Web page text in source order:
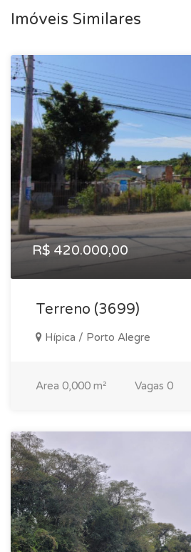
Imóveis Similares
R$ 420.000,00
Terreno (3699)
Hípica / Porto Alegre
Area 0,000 m² Vagas 0